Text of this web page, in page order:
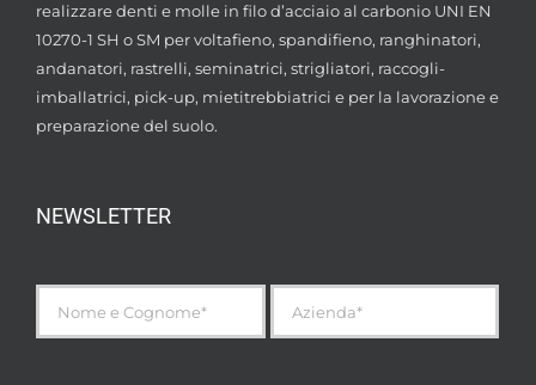
realizzare denti e molle in filo d’acciaio al carbonio UNI EN
10270-1 SH o SM per voltafieno, spandifieno, ranghinatori,
andanatori, rastrelli, seminatrici, strigliatori, raccogli-
imballatrici, pick-up, mietitrebbiatrici e per la lavorazione e
preparazione del suolo.
NEWSLETTER